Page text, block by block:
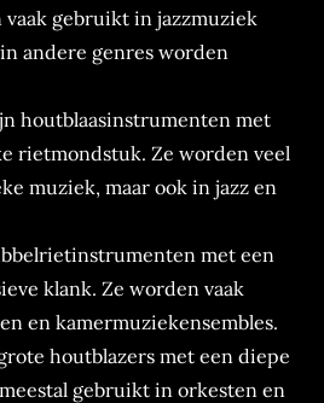
vaak gebruikt in jazzmuziek
andere genres worden
houtblaasinstrumenten met
rietmondstuk. Ze worden veel
muziek, maar ook in jazz en
met een
klank. Ze worden vaak
en kamermuziekensembles.
houtblazers met een diepe
gebruikt in orkesten en